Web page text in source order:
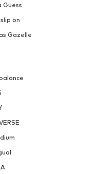
Guess
on
Gazelle